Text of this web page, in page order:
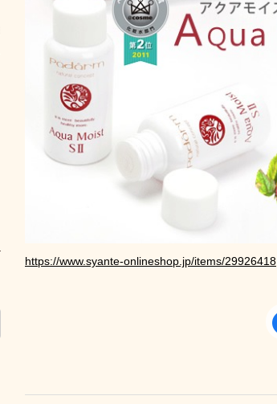
https://www.syante-onlineshop.jp/items/29926418